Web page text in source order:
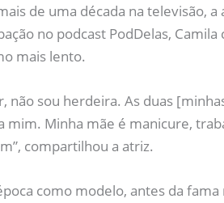
de uma década na televisão,
no podcast PodDelas,
mais lento.
não sou herdeira. As duas
Minha mãe é manicure,
compartilhou a atriz.
como modelo, antes da